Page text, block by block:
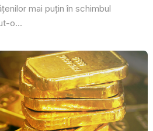
mai puțin în schimbul
o...